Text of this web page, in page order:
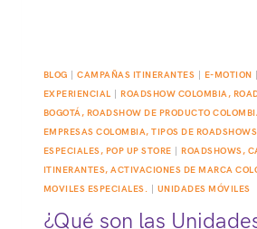
BLOG |CAMPAÑAS ITINERANTES E-MOTION
EXPERIENCIAL
ROADSHOW COLOMBIA,
BOGOTÁ, ROADSHOW DE PRODUCTO
EMPRESAS COLOMBIA, TIPOS DE
ESPECIALES, POP UP STORE
ROADSHOWS,
ITINERANTES, ACTIVACIONES DE MARCA
MOVILES ESPECIALES.
UNIDADES MÓVILES
¿Qué son las